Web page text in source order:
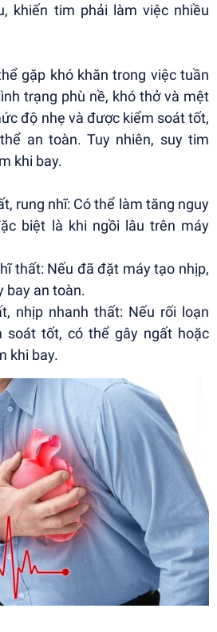
khiến tim phải làm việc nhiều
gặp khó khăn trong việc tuần
trạng phù nề, khó thở và mệt
độ nhẹ và được kiểm soát tốt,
an toàn. Tuy nhiên, suy tim
khi bay.
rung nhĩ: Có thể làm tăng nguy
biệt là khi ngồi lâu trên máy
thất: Nếu đã đặt máy tạo nhịp,
bay an toàn.
nhịp nhanh thất: Nếu rối loạn
soát tốt, có thể gây ngất hoặc
khi bay.